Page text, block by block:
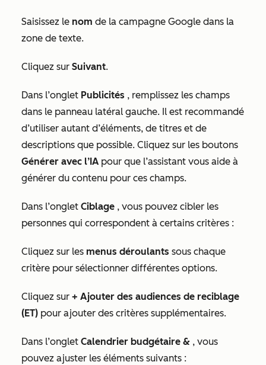
Saisissez le nom de la campagne Google dans la
zone de texte.
Cliquez sur Suivant.
Dans l’onglet Publicités , remplissez les champs
dans le panneau latéral gauche. Il est recommandé
d’utiliser autant d’éléments, de titres et de
descriptions que possible. Cliquez sur les boutons
Générer avec l’IA pour que l’assistant vous aide à
générer du contenu pour ces champs.
Dans l’onglet Ciblage , vous pouvez cibler les
personnes qui correspondent à certains critères :
Cliquez sur les menus déroulants sous chaque
critère pour sélectionner différentes options.
Cliquez sur + Ajouter des audiences de reciblage
(ET) pour ajouter des critères supplémentaires.
Dans l’onglet Calendrier budgétaire & , vous
pouvez ajuster les éléments suivants :